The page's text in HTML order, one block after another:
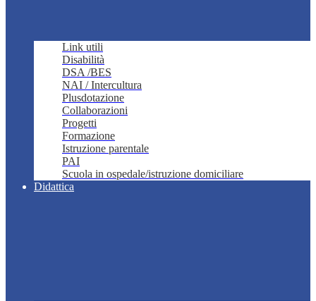
Link utili
Disabilità
DSA /BES
NAI / Intercultura
Plusdotazione
Collaborazioni
Progetti
Formazione
Istruzione parentale
PAI
Scuola in ospedale/istruzione domiciliare
Didattica